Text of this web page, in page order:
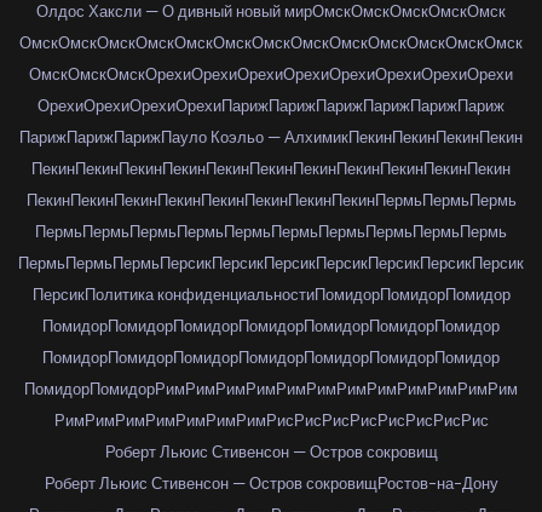
Олдос Хаксли — О дивный новый мирОмскОмскОмскОмскОмск
ОмскОмскОмскОмскОмскОмскОмскОмскОмскОмскОмскОмскОмск
ОмскОмскОмскОрехиОрехиОрехиОрехиОрехиОрехиОрехиОрехи
ОрехиОрехиОрехиОрехиПарижПарижПарижПарижПарижПариж
ПарижПарижПарижПауло Коэльо — АлхимикПекинПекинПекинПекин
ПекинПекинПекинПекинПекинПекинПекинПекинПекинПекинПекин
ПекинПекинПекинПекинПекинПекинПекинПекинПермьПермьПермь
ПермьПермьПермьПермьПермьПермьПермьПермьПермьПермь
ПермьПермьПермьПерсикПерсикПерсикПерсикПерсикПерсикПерсик
ПерсикПолитика конфиденциальностиПомидорПомидорПомидор
ПомидорПомидорПомидорПомидорПомидорПомидорПомидор
ПомидорПомидорПомидорПомидорПомидорПомидорПомидор
ПомидорПомидорРимРимРимРимРимРимРимРимРимРимРимРим
РимРимРимРимРимРимРимРисРисРисРисРисРисРисРис
Роберт Льюис Стивенсон — Остров сокровищ
Роберт Льюис Стивенсон — Остров сокровищРостов-на-Дону